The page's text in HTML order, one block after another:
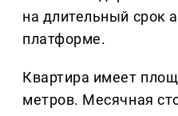
на длительный срок
платформе.
Квартира имеет
метров. Месячная